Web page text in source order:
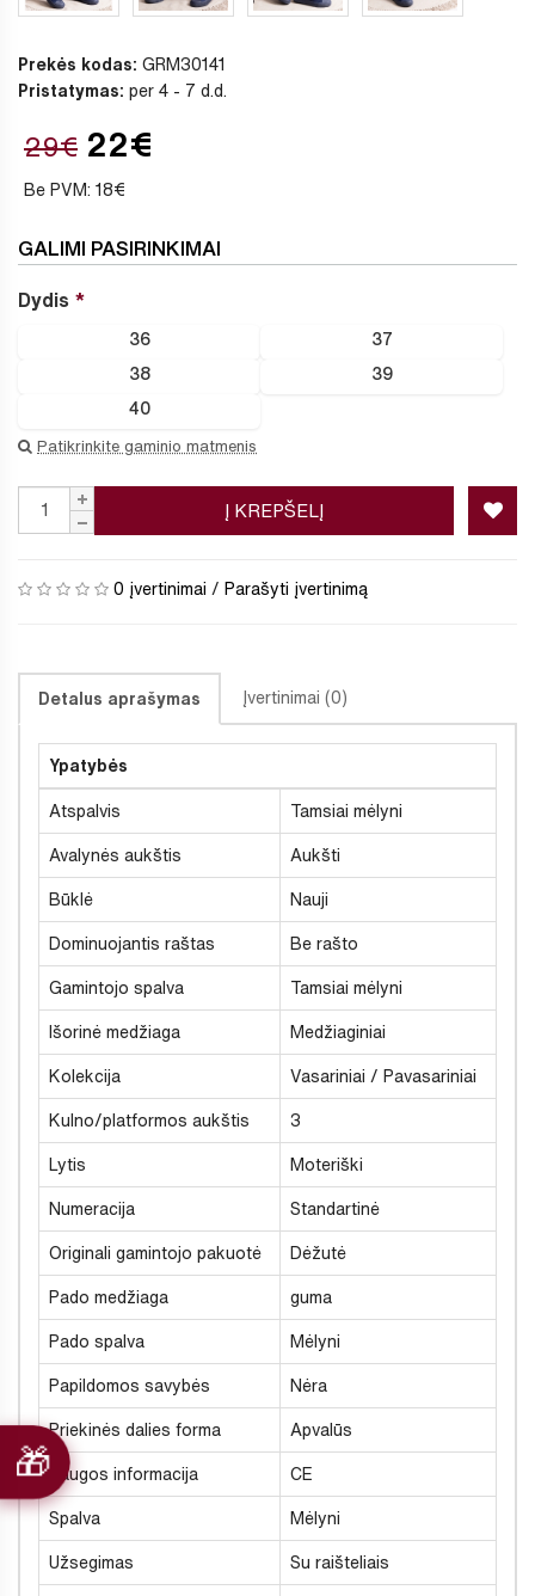
Prekės kodas: GRM30141
Pristatymas: per 4 - 7 d.d.
29€ 22€
Be PVM: 18€
GALIMI PASIRINKIMAI
Dydis
36 37
38 39
40
Patikrinkite gaminio matmenis
Į KREPŠELĮ
0 įvertinimai / Parašyti įvertinimą
Detalus aprašymas Įvertinimai (0)
Ypatybės
Atspalvis Tamsiai mėlyni
Avalynės aukštis Aukšti
Būklė Nauji
Dominuojantis raštas Be rašto
Gamintojo spalva Tamsiai mėlyni
Išorinė medžiaga Medžiaginiai
Kolekcija Vasariniai / Pavasariniai
Kulno/platformos aukštis 3
Lytis Moteriški
Numeracija Standartinė
Originali gamintojo pakuotė Dėžutė
Pado medžiaga guma
Pado spalva Mėlyni
Papildomos savybės Nėra
Priekinės dalies forma Apvalūs
Saugos informacija CE
Spalva Mėlyni
Užsegimas Su raišteliais